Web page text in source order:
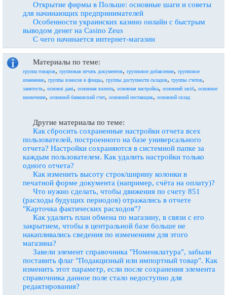
Открытие фирмы в Польше: основные шаги и советы
для начинающих предпринимателей
Особенности украинских казино онлайн с быстрым
выводом денег на Casino Zeus
С чего начинается интернет-магазин
Материалы по теме:
группа товаров, групповая печать документов, групповое добавление, групповое
изменение, группы взносов в фонды, группы доступности складов, группы счетов,
занятость, основні дані, основная валюта, основная настройка, основний засіб, основное
назначение, основной банковский счет, основной поставщик, основной склад
Другие материалы по теме:
Как сбросить сохраненные настройки отчета всех
пользователей, построенного на базе универсального
отчета? Настройки сохраняются в системной папке за
каждым пользователем. Как удалить настройки только
одного отчета?
Как изменить высоту строк/ширину колонки в
печатной форме документа (например, счёта на оплату)?
Что нужно сделать, чтобы движения по счету 851
(расходы будущих периодов) отражались в отчете
"Карточка фактических расходов"?
Как удалить план обмена по магазину, в связи с его
закрытием, чтобы в центральной базе больше не
накапливались сведения по изменениям для этого
магазина?
Завели элемент справочника "Номенклатура", забыли
поставить флаг "Подакцизный или импортный товар". Как
изменить этот параметр, если после сохранения элемента
справочника данное поле стало недоступно для
редактирования?